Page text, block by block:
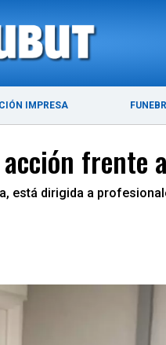
IMPRESA
NOTICIAS PUERTO MADRYN
frente
está dirigida a